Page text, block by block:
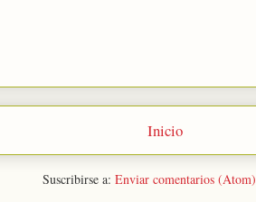
Inicio
Suscribirse a: Enviar comentarios (Atom)